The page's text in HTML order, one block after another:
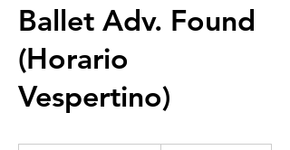
Ballet Adv. Found
(Horario
Vespertino)